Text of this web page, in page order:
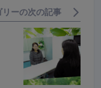
ーの次の記事